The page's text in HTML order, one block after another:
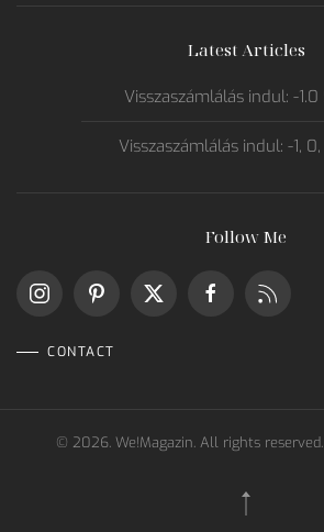
Latest Articles
Visszaszámlálás indul: -1.0
Visszaszámlálás indul: -1,
Follow Me
CONTACT
© 2026. We!Magazin. All rights